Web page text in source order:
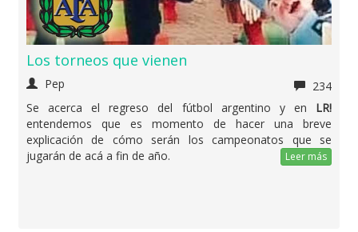
Los torneos que vienen
Pep
234
Se acerca el regreso del fútbol argentino y en LR!
entendemos que es momento de hacer una breve
explicación de cómo serán los campeonatos que se
jugarán de acá a fin de año.
Leer más